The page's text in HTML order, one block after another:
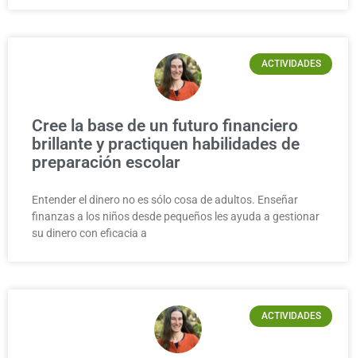
ACTIVIDADES
Cree la base de un futuro financiero
brillante y practiquen habilidades de
preparación escolar
Entender el dinero no es sólo cosa de adultos. Enseñar
finanzas a los niños desde pequeños les ayuda a gestionar
su dinero con eficacia a
ACTIVIDADES